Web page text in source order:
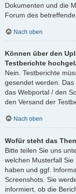
Dokumenten und die
Forum des
Nach oben
Können über den
Testberichte
Nein. Testberichte
gesendet werden.
das Webportal / den
den Versand der
Nach oben
Wofür steht das
Bitte teilen Sie uns
welchen Musterfall
haben und ggf.
Screenshots. Sie
informiert, ob die